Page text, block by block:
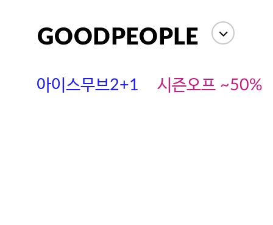
아이스무브2+1 시즌오프 ~50%